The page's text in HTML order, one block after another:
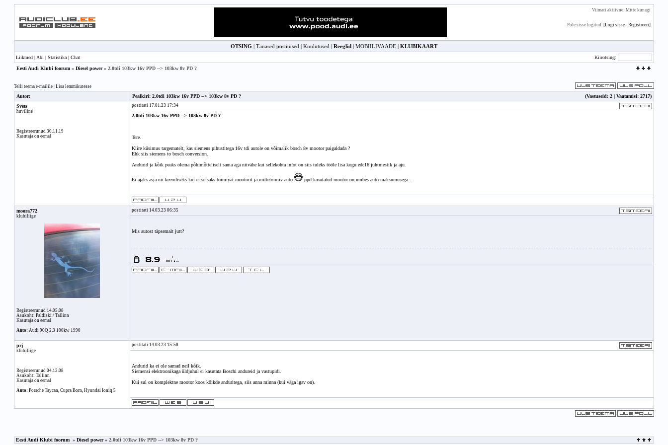
Viimati aktiivne: Mitte kunagi
Pole sisse logitud. [Logi sisse - Registreeri]
OTSING | Tänased postitused | Kuulutused | Reeglid | MOBIILIVAADE | KLUBIKAART
Liikmed | Abi | Statistika | Chat
Kiirotsing:
Eesti Audi Klubi foorum » Diesel power» 2.0tdi 103kw 16v PPD --> 103kw 8v PD ?
Telli teema e-mailile Lisa lemmikutesse
Autor: Pealkiri: 2.0tdi 103kw 16v PPD --> 103kw 8v PD ?
(Vastuseid: 2 | Vaatamisi: 2717)
Svets
huviline
Registreerunud 30.11.19
Kasutaja on eemal
postitati 17.01.23 17:34
2.0tdi 103kw 16v PPD --> 103kw 8v PD ?
Tere.
Kiire küsimus targematelt, kas siemens pihustitega 16v tdi autole on võimalik bosch 8v mootor paigaldada ?
Ehk siis siemens to bosch conversion.
Andurid ja kõik peaks olema põhimõtteliselt sama aga niivähe kui sellekohta infot on siis tuleks tööle lisa kogu edc16 juhtmestik ja aju.
Ei ajaks asja nii keeruliseks kui ei seisaks toimivat mootorit ja mittetoimiv auto ppd kasutatud mootor on umbes auto maksumusega...
moora772
klubiliige
Registreerunud 14.05.08
Asukoht: Paldiski / Tallinn
Kasutaja on eemal
Auto: Audi 90Q 2.3 100kw 1990
postitati 14.03.23 06:35
Mis autost täpsemalt jutt?
prj
klubiliige
Registreerunud 04.12.08
Asukoht: Tallinn
Kasutaja on eemal
Auto: Porsche Taycan, Cupra Born, Hyundai Ioniq 5
postitati 14.03.23 15:58
Andurid ka ei ole samad neil kõik.
Siemensi elektroonikaga üldjuhul ei kasutata Boschi andureid ja vastupidi.
Kui sul on komplektne mootor koos kõikde anduritega, siis anna minna (kui väga igav on).
Eesti Audi Klubi foorum » Diesel power» 2.0tdi 103kw 16v PPD --> 103kw 8v PD ?